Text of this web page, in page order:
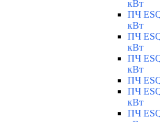
кВт
ПЧ
кВт
ПЧ
кВт
ПЧ
кВт
ПЧ
ПЧ
кВт
ПЧ